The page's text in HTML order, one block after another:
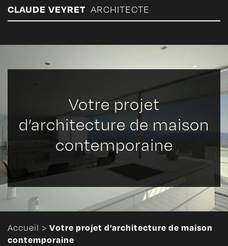
CLAUDE VEYRET ARCHITECTE
Votre projet
d’architecture de maison
contemporaine
Accueil > Votre projet d’architecture de maison
contemporaine
Panneau de gestion des cookies